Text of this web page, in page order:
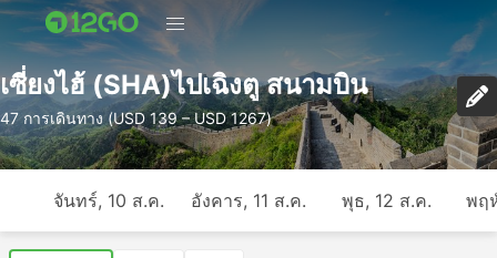
เซี่ยงไฮ้ (SHA)ไปเฉิงตู สนามบิน
47 การเดินทาง (USD 139 – USD 1267)
จันทร์, 10 ส.ค. อังคาร, 11 ส.ค. พุธ, 12 ส.ค. พฤ